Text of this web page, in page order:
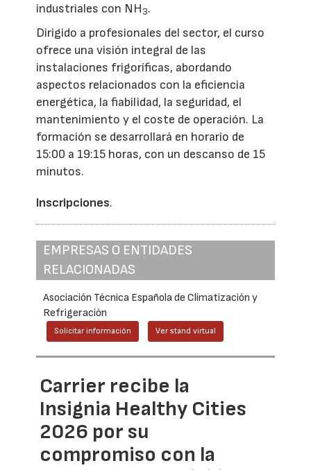
industriales con NH3.
Dirigido a profesionales del sector, el curso
ofrece una visión integral de las
instalaciones frigoríficas, abordando
aspectos relacionados con la eficiencia
energética, la fiabilidad, la seguridad, el
mantenimiento y el coste de operación. La
formación se desarrollará en horario de
15:00 a 19:15 horas, con un descanso de 15
minutos.
Inscripciones.
EMPRESAS O ENTIDADES
RELACIONADAS
Asociación Técnica Española de Climatización y
Refrigeración
Solicitar información Ver stand virtual
Carrier recibe la
Insignia Healthy Cities
2026 por su
compromiso con la